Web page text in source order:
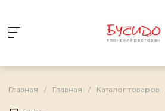
Главная / Главная / Каталог товаров